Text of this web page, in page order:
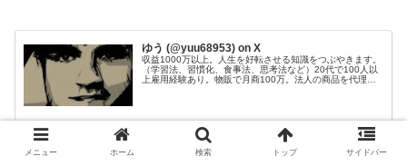
ゆう (@yuu68953) on X
収益1000万以上。人生を好転させる知識をつぶやきます。
（学習法、習慣化、食事法、思考法など）20代で100人以
上雇用経験あり。物販で月商100万。法人の商品を代理販
x.com
メニュー ホーム 検索 トップ サイドバー